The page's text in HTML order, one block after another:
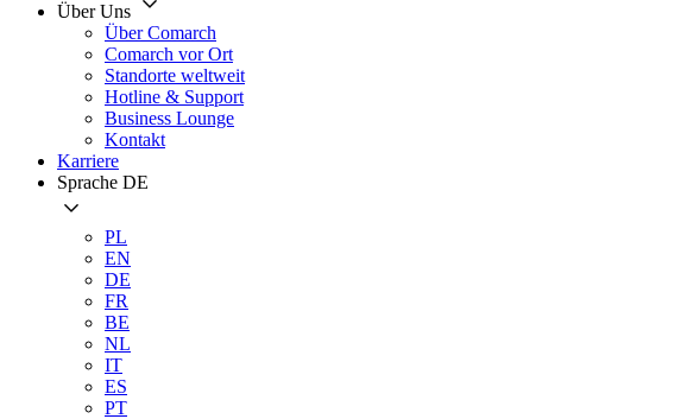
Über Uns
Über Comarch
Comarch vor Ort
Standorte weltweit
Hotline & Support
Business Lounge
Kontakt
Karriere
Sprache DE
PL
EN
DE
FR
BE
NL
IT
ES
PT